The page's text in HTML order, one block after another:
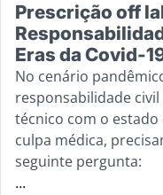
Prescrição off
Eras da Covid-
No cenário
responsabilidade
técnico com o estado
culpa médica,
seguinte pergunta:
...